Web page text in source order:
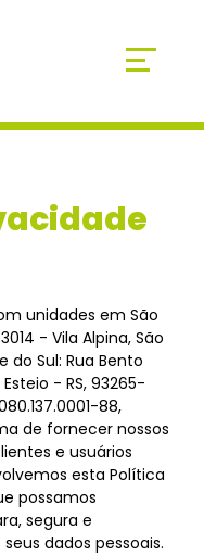
unidades em São
- Vila Alpina, São
do Sul: Rua Bento
- RS, 93265-
88,
de fornecer nossos
e usuários
esta Política
possamos
segura e
dados pessoais.